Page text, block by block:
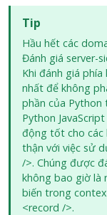
Tip
Hầu hết các
Đánh giá server-
Khi đánh giá
nhất để không
phần của Python
Python
động tốt cho các
thận với việc sử
/>. Chúng được
không bao giờ là
biến trong
<record />.